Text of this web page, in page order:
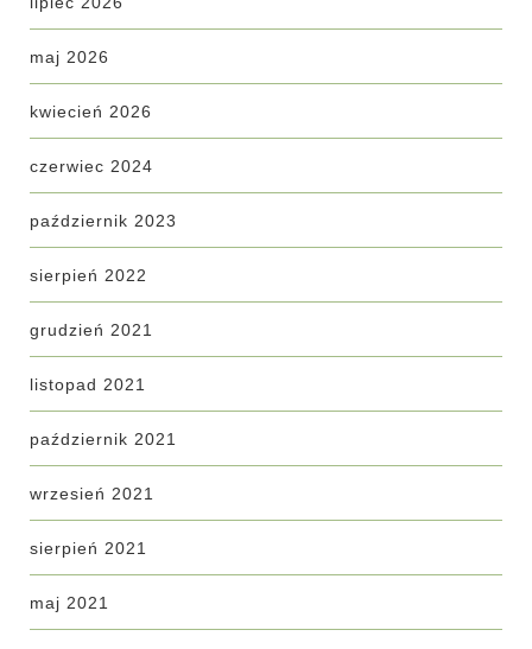
maj 2026
kwiecień 2026
czerwiec 2024
październik 2023
sierpień 2022
grudzień 2021
listopad 2021
październik 2021
wrzesień 2021
sierpień 2021
maj 2021